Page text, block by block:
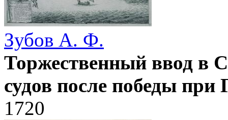
Зубов А. Ф.
Торжественный ввод в
судов после победы при
1720